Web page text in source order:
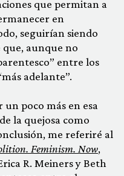
que permitan a
en
seguirían siendo
que, aunque no
entre los
adelante”.
poco más en esa
la quejosa como
me referiré al
Feminism. Now,
R. Meiners y Beth